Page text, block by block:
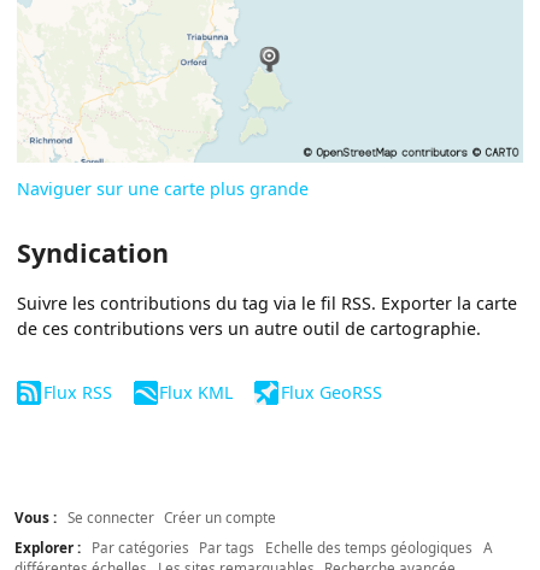
Naviguer sur une carte plus grande
Syndication
Suivre les contributions du tag via le fil RSS. Exporter la carte
de ces contributions vers un autre outil de cartographie.
Flux RSS Flux KML Flux GeoRSS
Vous : Se connecter Créer un compte
Explorer :
Par catégories Par tags Echelle des temps géologiques
A